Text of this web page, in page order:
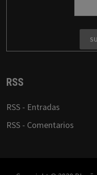
RSS
RSS - Entradas
RSS - Comentarios